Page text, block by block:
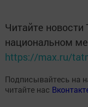
Читайте новости
национальном
https://max.ru/
Подписывайтесь на
читайте нас